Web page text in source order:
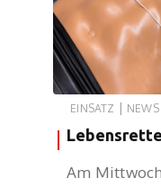
EINSATZ | NEWS
Am